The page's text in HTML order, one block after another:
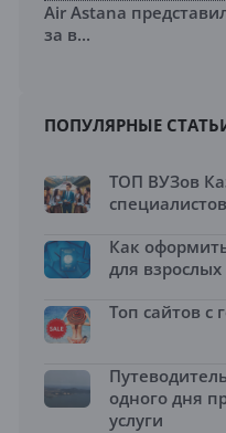
Air Astana
за в...
ПОПУЛЯРНЫЕ
ТОП ВУЗов
Как
для
Топ сайтов с
одного дня
услуги